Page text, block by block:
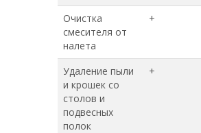
Очистка
смесителя от
налета
+
Удаление пыли
и крошек со
столов и
подвесных
полок
+